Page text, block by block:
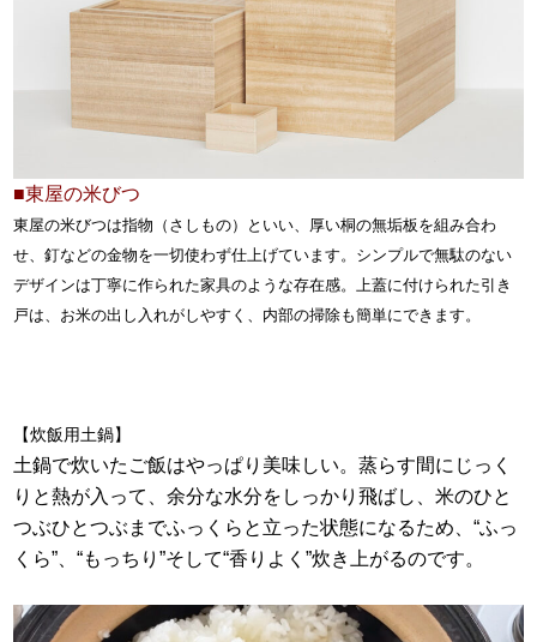
■東屋の米びつ
東屋の米びつは指物（さしもの）といい、厚い桐の無垢板を組み合わ
せ、釘などの金物を一切使わず仕上げています。シンプルで無駄のない
デザインは丁寧に作られた家具のような存在感。上蓋に付けられた引き
戸は、お米の出し入れがしやすく、内部の掃除も簡単にできます。
【炊飯用土鍋】
土鍋で炊いたご飯はやっぱり美味しい。蒸らす間にじっく
りと熱が入って、余分な水分をしっかり飛ばし、米のひと
つぶひとつぶまでふっくらと立った状態になるため、“ふっ
くら”、“もっちり”そして“香りよく”炊き上がるのです。